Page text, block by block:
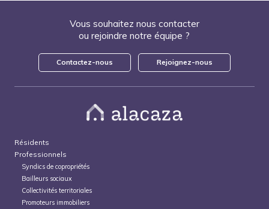
Vous souhaitez nous contacter
ou rejoindre notre équipe ?
Contactez-nous Rejoignez-nous
Résidents
Professionnels
Syndics de copropriétés
Bailleurs sociaux
Collectivités territoriales
Promoteurs immobiliers